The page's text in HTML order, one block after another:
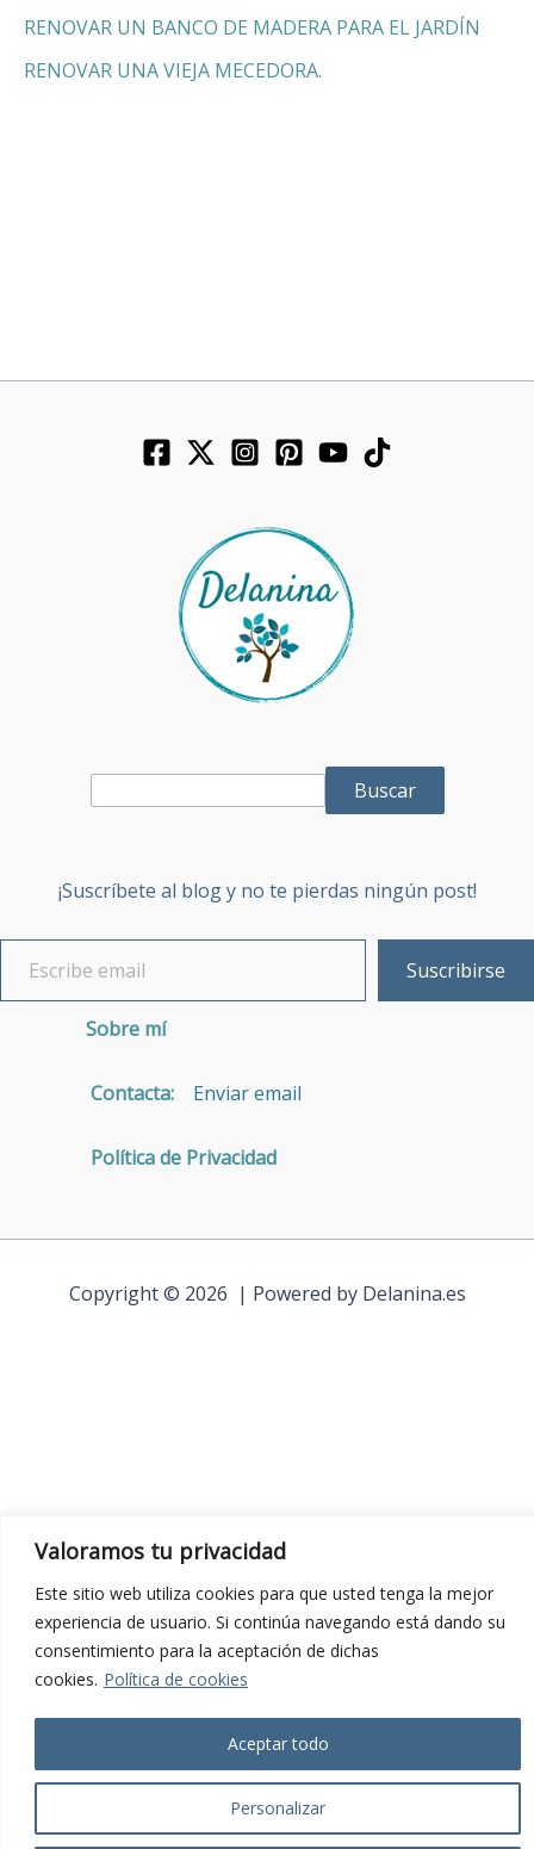
Valoramos tu privacidad
Este sitio web utiliza cookies para que usted tenga la mejor
experiencia de usuario. Si continúa navegando está dando su
consentimiento para la aceptación de dichas
cookies. Política de cookies
Personalizar
Aceptar todo
RENOVAR UN BANCO DE MADERA PARA EL JARDÍN
RENOVAR UNA VIEJA MECEDORA.
Buscar
¡Suscríbete al blog y no te pierdas ningún post!
Suscribirse
Sobre mí
Contacta: Enviar email
Política de Privacidad
Copyright © 2026 | Powered by Delanina.es